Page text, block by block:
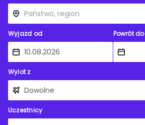
Wyjazd od Powrót do
Wylot z
Uczestnicy